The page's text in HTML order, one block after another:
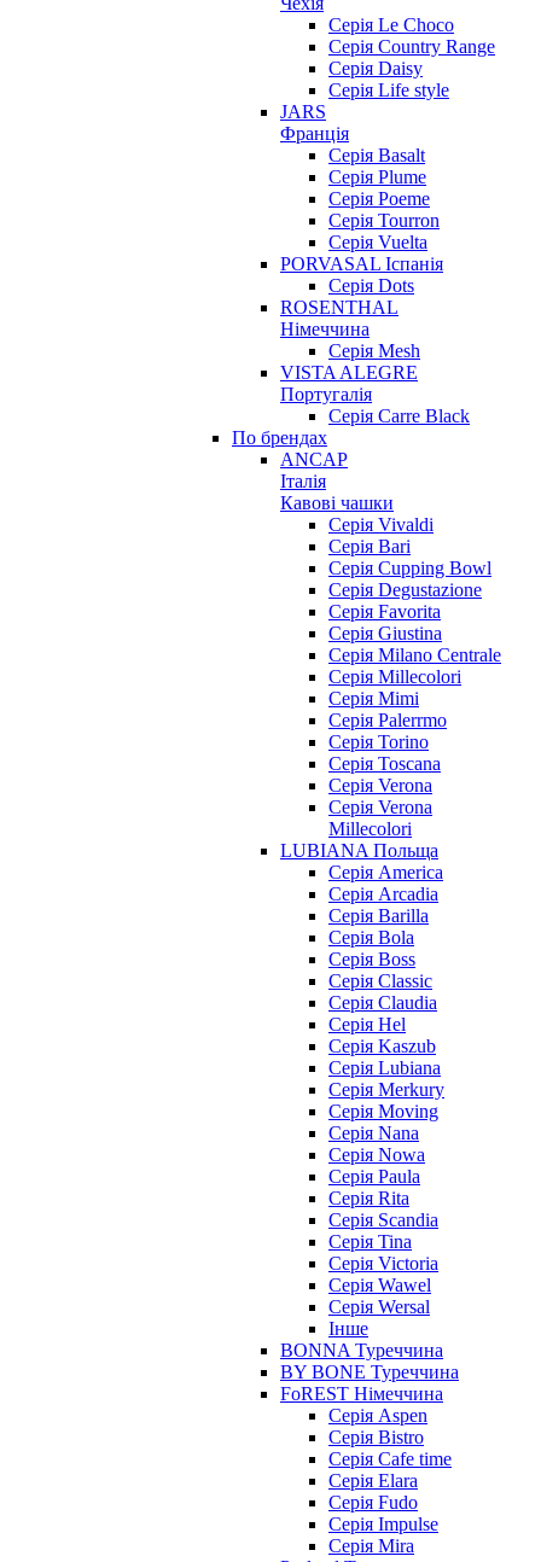
Cерія Le Choco
Серія Country Range
Серія Daisy
Серія Life style
JARS
Франція
Серія Basalt
Серія Plume
Серія Poeme
Серія Tourron
Серія Vuelta
PORVASAL Іспанія
Серія Dots
ROSENTHAL
Німеччина
Серія Mesh
VISTA ALEGRE
Португалія
Серія Carre Black
По брендах
ANCAP
Італія
Кавові чашки
Cерія Vivaldi
Серія Bari
Серія Cupping Bowl
Серія Degustazione
Серія Favorita
Серія Giustina
Серія Milano Centrale
Серія Millecolori
Серія Mimi
Серія Palerrmo
Серія Torino
Серія Toscana
Серія Verona
Серія Verona
Millecolori
LUBIANA Польща
Серія America
Серія Arcadia
Серія Barilla
Серія Bola
Серія Boss
Серія Classic
Серія Claudia
Серія Hel
Серія Kaszub
Серія Lubiana
Серія Merkury
Серія Moving
Серія Nana
Серія Nowa
Серія Paula
Серія Rita
Серія Scandia
Серія Tina
Серія Victoria
Серія Wawel
Серія Wersal
Інше
BONNA Туреччина
BY BONE Туреччина
FoREST Німеччина
Серія Aspen
Серія Bistro
Серія Cafe time
Серія Elara
Серія Fudo
Серія Impulse
Серія Mira